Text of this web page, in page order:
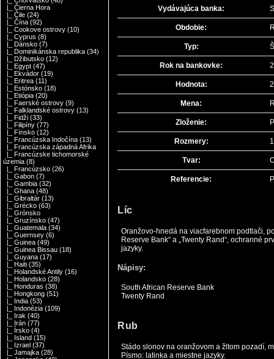
|_ Čierna Hora
|_ Čile (24)
|_ Čína (92)
|_ Cookove ostrovy (10)
|_ Cyprus (8)
|_ Dánsko (7)
|_ Dominikánska republika (34)
|_ Džibutsko (12)
|_ Egypt (47)
|_ Ekvádor (19)
|_ Eritrea (11)
|_ Estónsko (18)
|_ Etiópia (20)
|_ Faerské ostrovy (9)
|_ Falklandské ostrovy (13)
|_ Fidži (33)
|_ Filipíny (77)
|_ Fínsko (12)
|_ Francúzska Indočína (13)
|_ Francúzska západná Afrika
|_ Francúzske tichomorské
územia (8)
|_ Francúzsko (26)
|_ Gabon (7)
|_ Gambia (32)
|_ Ghana (48)
|_ Gibraltár (13)
|_ Grécko (63)
|_ Grónsko
|_ Gruzínsko (47)
|_ Guatemala (34)
|_ Guernsey (6)
|_ Guinea (49)
|_ Guinea Bissau (18)
|_ Guyana (17)
|_ Haiti (35)
|_ Holandské Antily (16)
|_ Holandsko (28)
|_ Honduras (38)
|_ Hongkong (51)
|_ India (53)
|_ Indonézia (109)
|_ Irak (40)
|_ Irán (77)
|_ Írsko (4)
|_ Island (15)
|_ Izrael (37)
|_ Jamajka (28)
Vydávajúca banka:
Obdobie:
Typ:
Rok na bankovke:
Hodnota:
Mena:
Zloženie:
Rozmery:
Tvar:
Referencie:
Líc
Oranžovo-hnedá na viacfarebnom podtlači,
Reserve Bank“ a „Twenty Rand“, ochranné
jazyky.
Nápisy:
South African Reserve Bank
Twenty Rand
Rub
Stádo slonov na oranžovom a žltom pozadí,
Písmo: latinka a miestne jazyky.